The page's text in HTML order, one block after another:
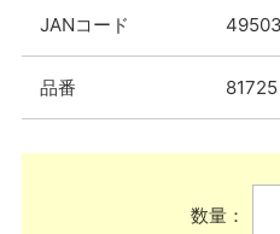
JANコード
品番 81725
数量：